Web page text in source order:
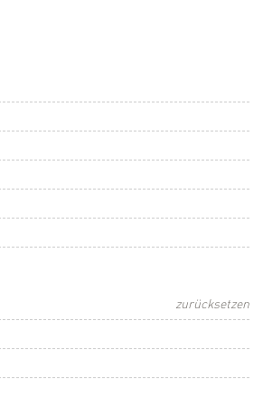
zurücksetzen